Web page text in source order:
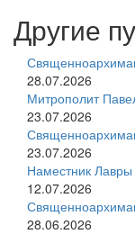
Другие
28.07.2026
Митрополит
23.07.2026
23.07.2026
Наместник Лавры
12.07.2026
28.06.2026